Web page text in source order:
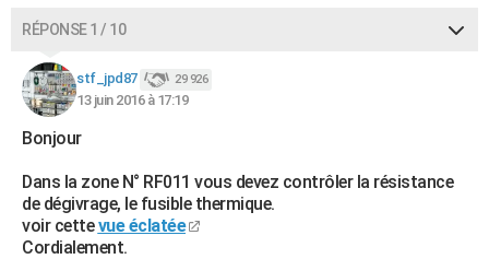
Dictionnaire
Biographies
Citations
Expressions
Proverbes
PROGRAMME TV
COPAINS D'AVANT
S'inscrire
Se connecter
Lycées
Collèges
Primaires
Universités
Entreprises
Service militaire
Avis de recherche
Bricolage
Lifestyle
Culture
Sport
Auto
Television
Voyage
Cinema
RÉPONSE 1 / 10
stf_jpd87 29 926
13 juin 2016 à 17:19
Bonjour
Dans la zone N° RF011 vous devez contrôler la résistance
de dégivrage, le fusible thermique.
voir cettevue éclatée
Cordialement.